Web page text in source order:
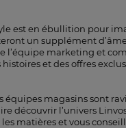
est en ébullition pour
un supplément
l’équipe marketing et
et des offres
équipes magasins sont
découvrir l’univers
matières et vous